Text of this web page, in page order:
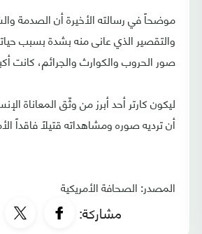
موضحاً في رسالته الأخيرة أن الصدمة
والتقصير الذي عانى منه بشدة بسبب
صور الحروب والكوارث والجرائم، كانت
ليكون كارتر أحد أبرز من وثّق المعاناة
أن ترديه صوره ومشاهداته قتيلاً فاقداً
المصدر: الصحافة الأمريكية
مشاركة: